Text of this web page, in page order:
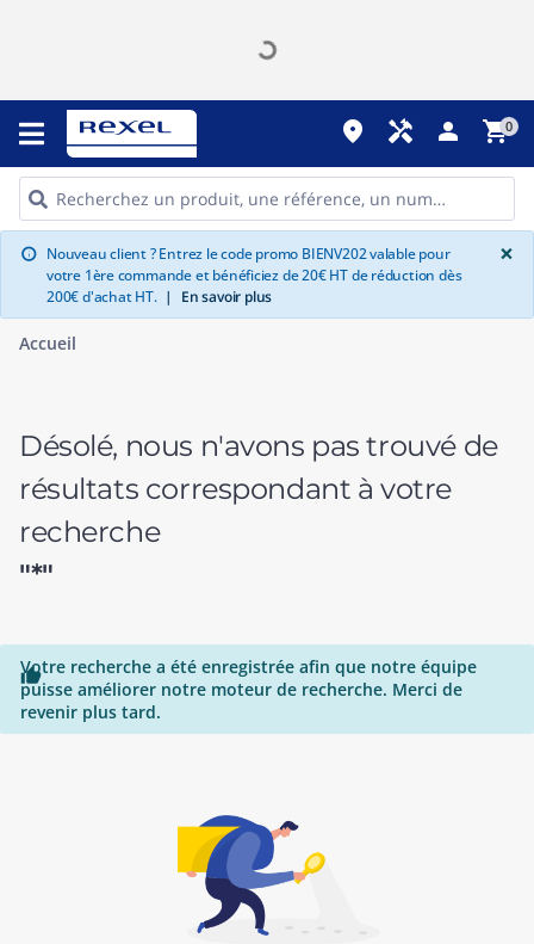
place handyman person shopping_cart0
info Nouveau client ? Entrez le code promo BIENV202 valable pour
votre 1ère commande et bénéficiez de 20€ HT de réduction dès
200€ d'achat HT. | En savoir plus
×
Accueil
Désolé, nous n'avons pas trouvé de
résultats correspondant à votre
recherche
"*"

Votre recherche a été enregistrée afin que notre équipe
puisse améliorer notre moteur de recherche. Merci de
revenir plus tard.